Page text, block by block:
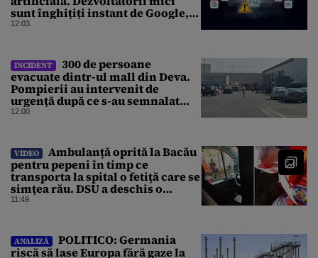
sunt înghițiți instant de Google,
Amazon sau Microsoft
12:03
INCIDENT
300 de persoane
evacuate dintr-ul mall din Deva.
Pompierii au intervenit de
urgență după ce s-au semnalat
degajări mari de fum
12:00
VIDEO
Ambulanță oprită la Bacău
pentru pepeni în timp ce
transporta la spital o fetiță care se
simțea rău. DSU a deschis o
anchetă
11:49
ANALIZĂ
POLITICO: Germania
riscă să lase Europa fără gaze la